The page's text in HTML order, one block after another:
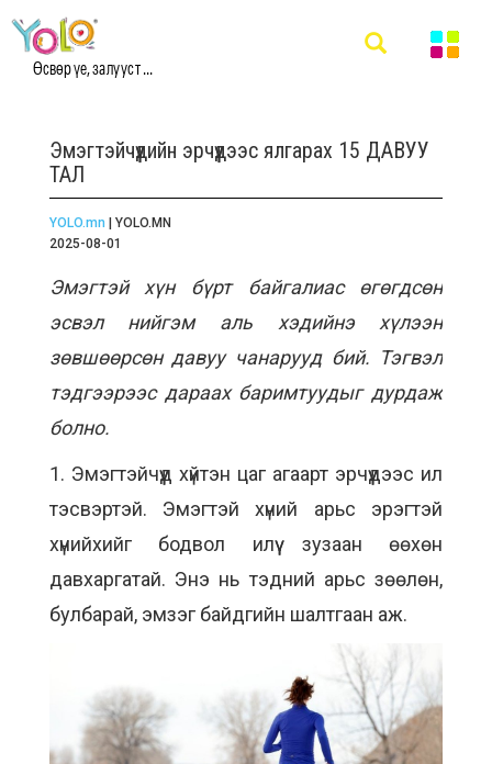
Өсвөр үе, залууст ...
Эмэгтэйчүүдийн эрчүүдээс ялгарах 15 ДАВУУ
ТАЛ
YOLO.mn | YOLO.MN
2025-08-01
Эмэгтэй хүн бүрт байгалиас өгөгдсөн
эсвэл нийгэм аль хэдийнэ хүлээн
зөвшөөрсөн давуу чанарууд бий. Тэгвэл
тэдгээрээс дараах баримтуудыг дурдаж
болно.
1. Эмэгтэйчүүд хүйтэн цаг агаарт эрчүүдээс илүү
тэсвэртэй. Эмэгтэй хүний арьс эрэгтэй
хүнийхийг бодвол илүү зузаан өөхөн
давхаргатай. Энэ нь тэдний арьс зөөлөн,
булбарай, эмзэг байдгийн шалтгаан аж.